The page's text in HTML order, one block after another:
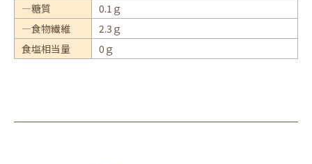
―糖質
0.1ｇ
―食物繊維
2.3ｇ
食塩相当量
0ｇ